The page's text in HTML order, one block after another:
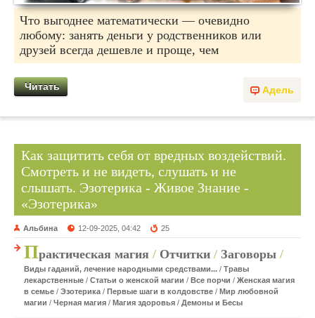
Что выгоднее математически — очевидно
любому: занять деньги у родственников или
друзей всегда дешевле и проще, чем
Адель
Читать
Как защитить себя от вредных воздействий.
Смотреть и не видеть, слушать и не
слышать. Эзотерика - Живое Знание -
«Эзотерика»
Альбина 12-09-2025, 04:42 25
Практическая магия / Отчитки / Заговоры /
Виды гаданий, лечение народными средствами... / Травы
лекарственные / Статьи о женской магии / Все порчи / Женская магия
в семье / Эзотерика / Первые шаги в колдовстве / Мир любовной
магии / Черная магия / Магия здоровья / Демоны и Бесы